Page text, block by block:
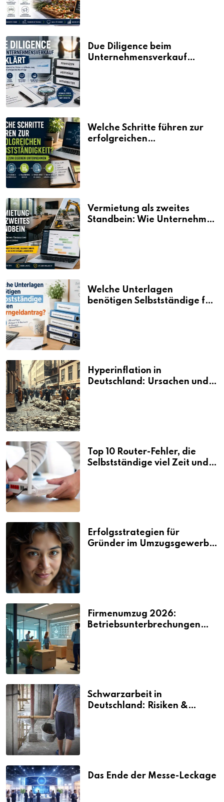
Due Diligence beim
Unternehmensverkauf
Welche Schritte führen zur
erfolgreichen
Vermietung als zweites
Standbein: Wie Unternehmen
Welche Unterlagen
benötigen Selbstständige für
Hyperinflation in
Deutschland: Ursachen und
Top 10 Router-Fehler, die
Selbstständige viel Zeit und
Erfolgsstrategien für
Gründer im Umzugsgewerbe
Firmenumzug 2026:
Betriebsunterbrechungen
Schwarzarbeit in
Deutschland: Risiken &
Das Ende der Messe-Leckage